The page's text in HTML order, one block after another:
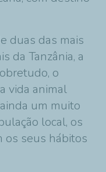
duas das mais
da Tanzânia, a
o
vida animal
um muito
local, os
os seus hábitos